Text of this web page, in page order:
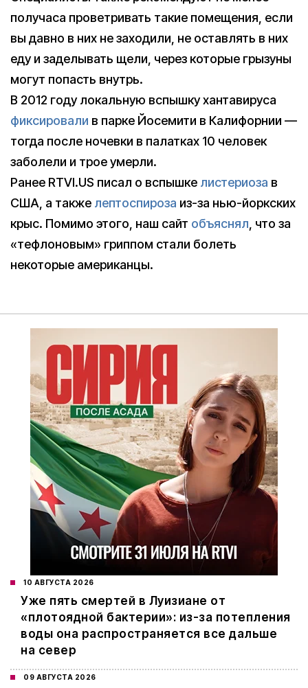
получаса проветривать такие помещения, если
вы давно в них не заходили, не оставлять в них
еду и заделывать щели, через которые грызуны
могут попасть внутрь.
В 2012 году локальную вспышку хантавируса
фиксировали в парке Йосемити в Калифорнии —
тогда после ночевки в палатках 10 человек
заболели и трое умерли.
Ранее RTVI.US писал о вспышке листериоза в
США, а также лептоспироза из-за нью-йоркских
крыс. Помимо этого, наш сайт объяснял, что за
«тефлоновым» гриппом стали болеть
некоторые американцы.
10 АВГУСТА 2026
Уже пять смертей в Луизиане от
«плотоядной бактерии»: из-за потепления
воды она распространяется все дальше
на север
09 АВГУСТА 2026